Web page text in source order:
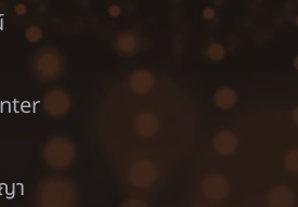
า